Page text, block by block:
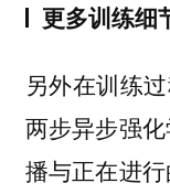
更多训练细
另外在训练
两步异步强
播与正在进